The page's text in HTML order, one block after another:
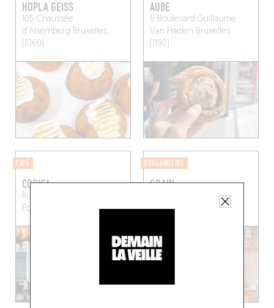
HOPLA GEISS
105 Chaussée
d'Alsemberg Bruxelles
(1060)
AUBE
6 Boulevard Guillaume
Van Haelen Bruxelles
(1190)
CAFÉ
CORICA
Rue du Marché aux
Poulets 49
Bruxelles (1000)
BOULANGERIE
GRAIN
84 Rue de l'Aqueduc
Bruxelles (1050)